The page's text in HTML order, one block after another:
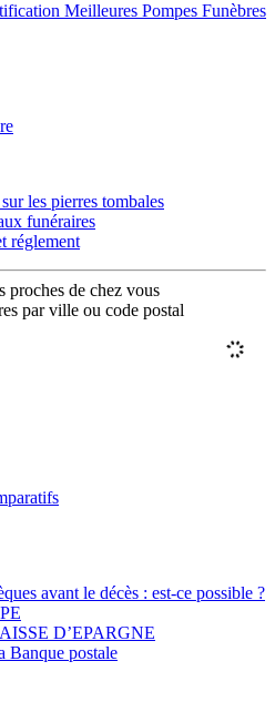
Meilleures Pompes Funèbres
les pierres tombales
funéraires
réglement
proches de chez vous
par ville ou code postal
avant le décès : est-ce possible ?
D’EPARGNE
Banque postale